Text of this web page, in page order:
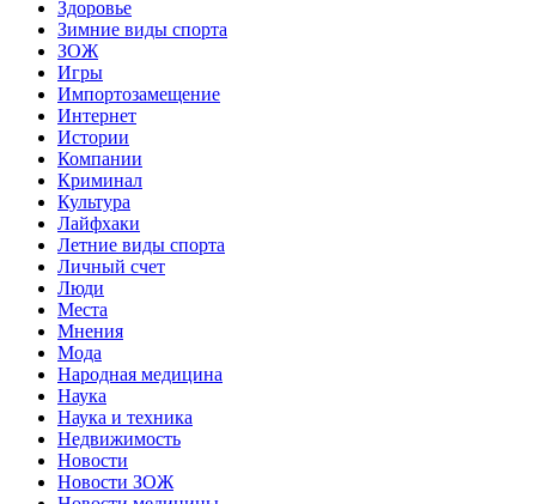
Здоровье
Зимние виды спорта
ЗОЖ
Игры
Импортозамещение
Интернет
Истории
Компании
Криминал
Культура
Лайфхаки
Летние виды спорта
Личный счет
Люди
Места
Мнения
Мода
Народная медицина
Наука
Наука и техника
Недвижимость
Новости
Новости ЗОЖ